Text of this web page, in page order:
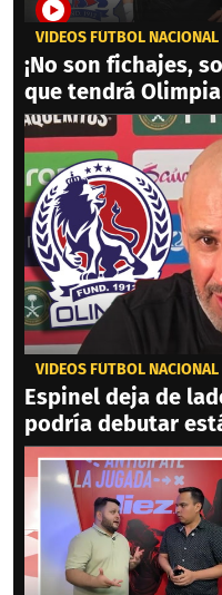
VIDEOS FÚTBOL NACIONAL
¡No son fichajes,
que tendrá
VIDEOS FÚTBOL NACIONAL
Espinel deja de
podría debutar